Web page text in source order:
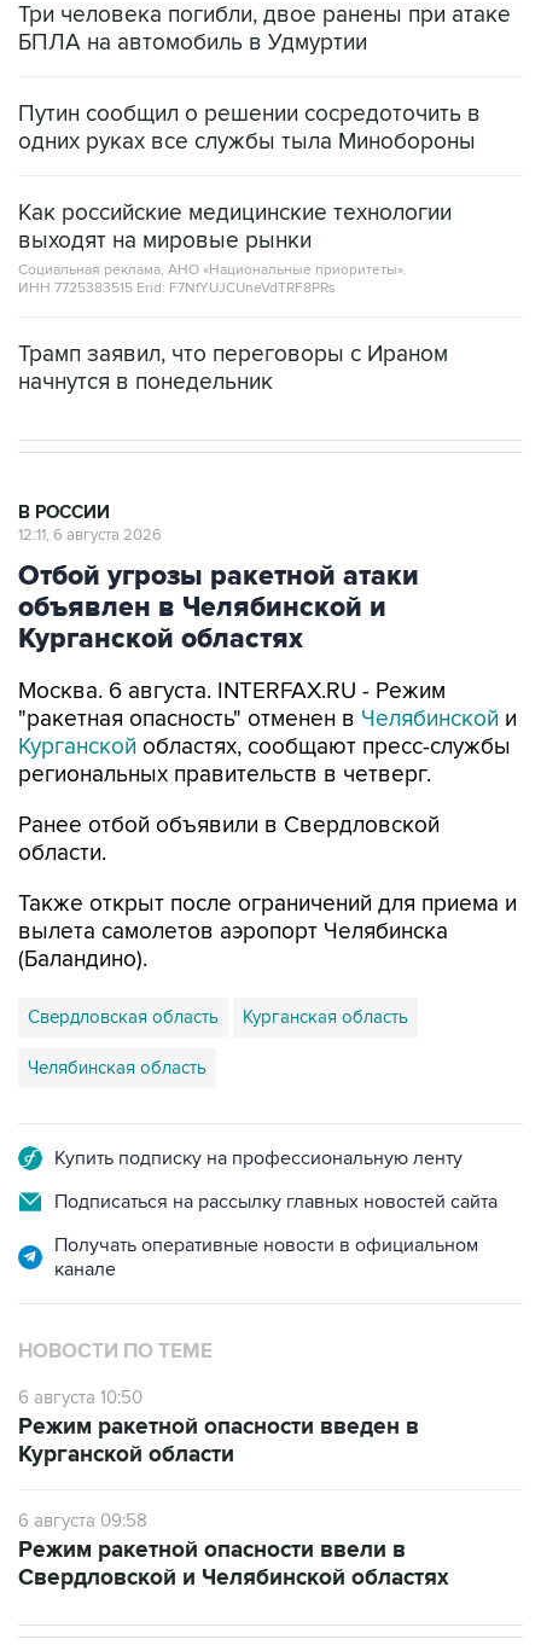
Три человека погибли, двое ранены при атаке
БПЛА на автомобиль в Удмуртии
Путин сообщил о решении сосредоточить в
одних руках все службы тыла Минобороны
Как российские медицинские технологии
выходят на мировые рынки
Социальная реклама, АНО «Национальные приоритеты».
ИНН 7725383515 Erid: F7NfYUJCUneVdTRF8PRs
Трамп заявил, что переговоры с Ираном
начнутся в понедельник
В РОССИИ
12:11, 6 августа 2026
Отбой угрозы ракетной атаки
объявлен в Челябинской и
Курганской областях
Москва. 6 августа. INTERFAX.RU - Режим
"ракетная опасность" отменен в Челябинской и
Курганской областях, сообщают пресс-службы
региональных правительств в четверг.
Ранее отбой объявили в Свердловской
области.
Также открыт после ограничений для приема и
вылета самолетов аэропорт Челябинска
(Баландино).
Свердловская область Курганская область
Челябинская область
Купить подписку на профессиональную ленту
Подписаться на рассылку главных новостей сайта
Получать оперативные новости в официальном
канале
НОВОСТИ ПО ТЕМЕ
6 августа 10:50
Режим ракетной опасности введен в
Курганской области
6 августа 09:58
Режим ракетной опасности ввели в
Свердловской и Челябинской областях